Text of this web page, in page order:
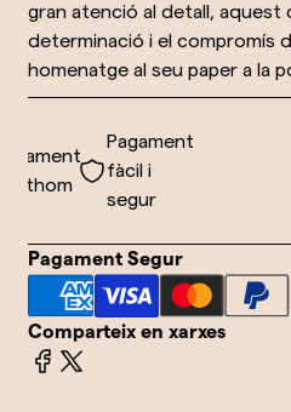
gran atenció al detall, aquest
determinació i el compromís
homenatge al seu paper a la
Pagament
fàcil i
segur
Pagament Segur
Comparteix en xarxes